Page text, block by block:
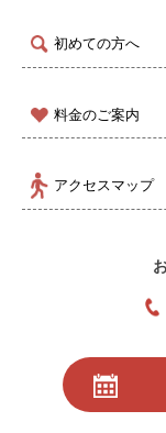
初めての方へ
料金のご案内
アクセスマップ